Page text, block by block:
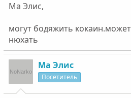
Ма Элис,
могут бодяжить
нюхать
Ма Элис
Посетитель